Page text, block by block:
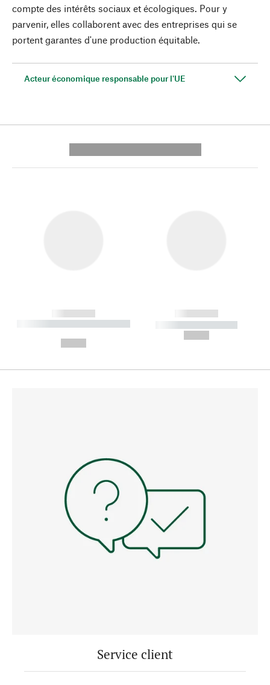
compte des intérêts sociaux et écologiques. Pour y
parvenir, elles collaborent avec des entreprises qui se
portent garantes d'une production équitable.
Acteur économique responsable pour l'UE
------------
----------- ----------- --------
------------
----------- -----------
Service client